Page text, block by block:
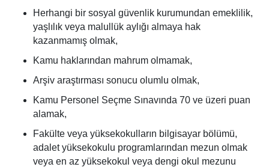
Herhangi bir sosyal güvenlik kurumundan emeklilik,
yaşlılık veya malullük aylığı almaya hak
kazanmamış olmak,
Kamu haklarından mahrum olmamak,
Arşiv araştırması sonucu olumlu olmak,
Kamu Personel Seçme Sınavında 70 ve üzeri puan
alamak,
Fakülte veya yüksekokulların bilgisayar bölümü,
adalet yüksekokulu programlarından mezun olmak
veya en az yüksekokul veya dengi okul mezunu